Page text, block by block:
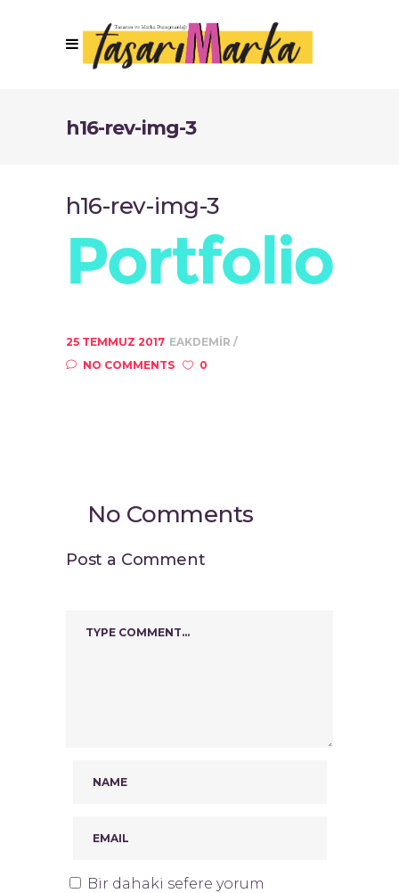
h16-rev-img-3
h16-rev-img-3
25 TEMMUZ 2017 EAKDEMIR
NO COMMENTS
0
No Comments
Post a Comment
Bir dahaki sefere yorum